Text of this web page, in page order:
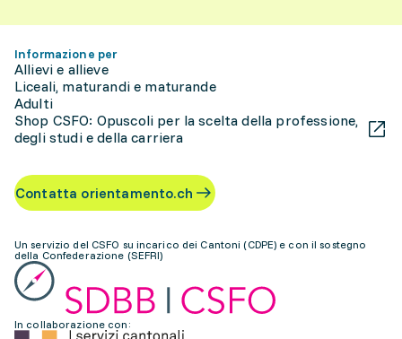
Informazione per
Allievi e allieve
Liceali, maturandi e maturande
Adulti
Shop CSFO: Opuscoli per la scelta della professione,
degli studi e della carriera
Contatta orientamento.ch
Un servizio del CSFO su incarico dei Cantoni (CDPE) e con il sostegno
della Confederazione (SEFRI)
In collaborazione con: